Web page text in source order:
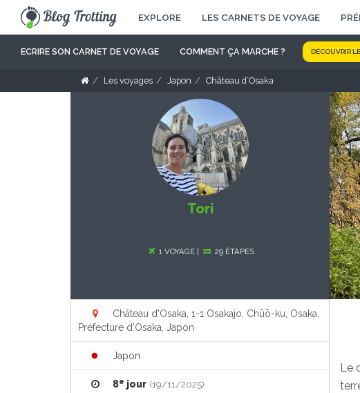
EXPLORE LES CARNETS DE VOYAGE
ECRIRE SON CARNET DE VOYAGE COMMENT ÇA MARCHE ? DÉCOUVRIR
Les voyages Japon Château d’Osaka
Le
Tori
1 VOYAGE | 29 ÉTAPES
Château d'Osaka, 1-1 Osakajo, Chūō-ku, Osaka,
Préfecture d'Osaka, Japon
Japon
8e jour (19/11/2025)